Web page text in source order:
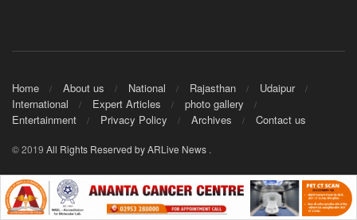
Home About us National Rajasthan
Udaipur
International
Expert Articles
photo gallery
Entertainment
Privacy Policy Archives Contact us
© 2019 All Rights Reserved by ARLive News .